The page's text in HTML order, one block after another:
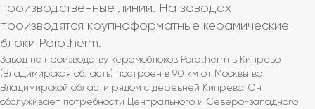
производственные линии. На заводах
производятся крупноформатные керамические
блоки Porotherm.
Завод по производству керамоблоков Porotherm в Кипрево
(Владимирская область) построен в 90 км от Москвы во
Владимирской области рядом с деревней Кипрево. Он
обслуживает потребности Центрального и Северо-западного